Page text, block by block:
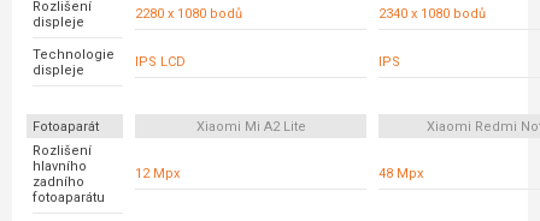
Rozlišení
displeje
2280 x 1080 bodů 2340 x 1080 bodů
Technologie
displeje
IPS LCD IPS
Fotoaparát Xiaomi Mi A2 Lite
Xiaomi Redmi
Rozlišení
hlavního
zadního
fotoaparátu
12 Mpx 48 Mpx